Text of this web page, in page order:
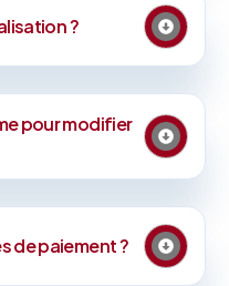
?
pour modifier
de paiement ?